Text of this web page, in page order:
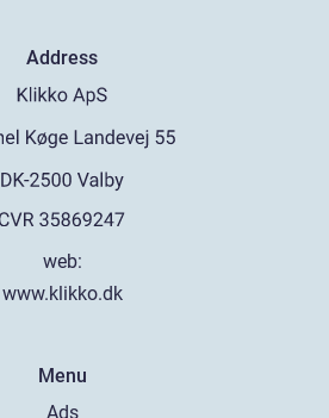
Address
web:
www.klikko.dk
Menu
Ads